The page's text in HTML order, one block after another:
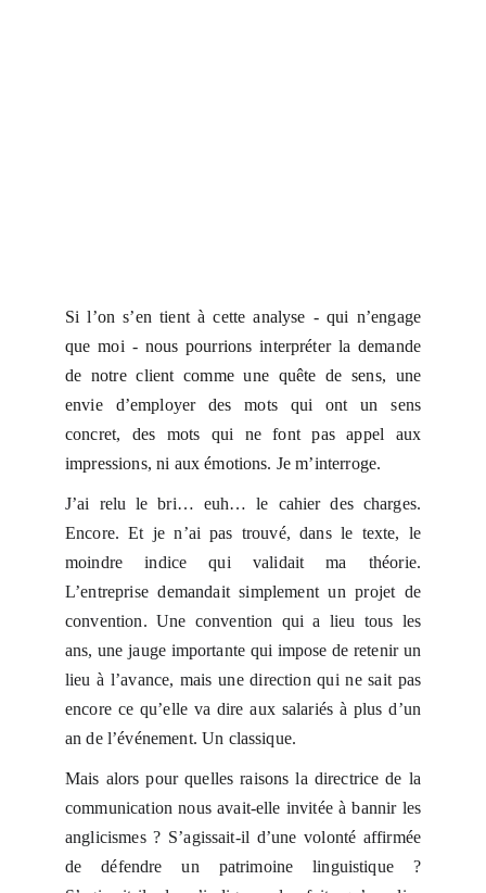
Si l’on s’en tient à cette analyse - qui n’engage
que moi - nous pourrions interpréter la demande
de notre client comme une quête de sens, une
envie d’employer des mots qui ont un sens
concret, des mots qui ne font pas appel aux
impressions, ni aux émotions. Je m’interroge.
J’ai relu le bri… euh… le cahier des charges.
Encore. Et je n’ai pas trouvé, dans le texte, le
moindre indice qui validait ma théorie.
L’entreprise demandait simplement un projet de
convention. Une convention qui a lieu tous les
ans, une jauge importante qui impose de retenir un
lieu à l’avance, mais une direction qui ne sait pas
encore ce qu’elle va dire aux salariés à plus d’un
an de l’événement. Un classique.
Mais alors pour quelles raisons la directrice de la
communication nous avait-elle invitée à bannir les
anglicismes ? S’agissait-il d’une volonté affirmée
de défendre un patrimoine linguistique ?